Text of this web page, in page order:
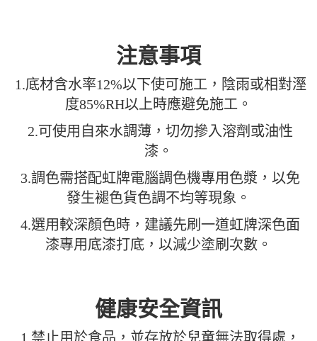
注意事項
1.底材含水率12%以下使可施工，陰雨或相對溼
度85%RH以上時應避免施工。
2.可使用自來水調薄，切勿摻入溶劑或油性
漆。
3.調色需搭配虹牌電腦調色機專用色漿，以免
發生褪色貨色調不均等現象。
4.選用較深顏色時，建議先刷一道虹牌深色面
漆專用底漆打底，以減少塗刷次數。
健康安全資訊
1.禁止用於食品，並存放於兒童無法取得處，